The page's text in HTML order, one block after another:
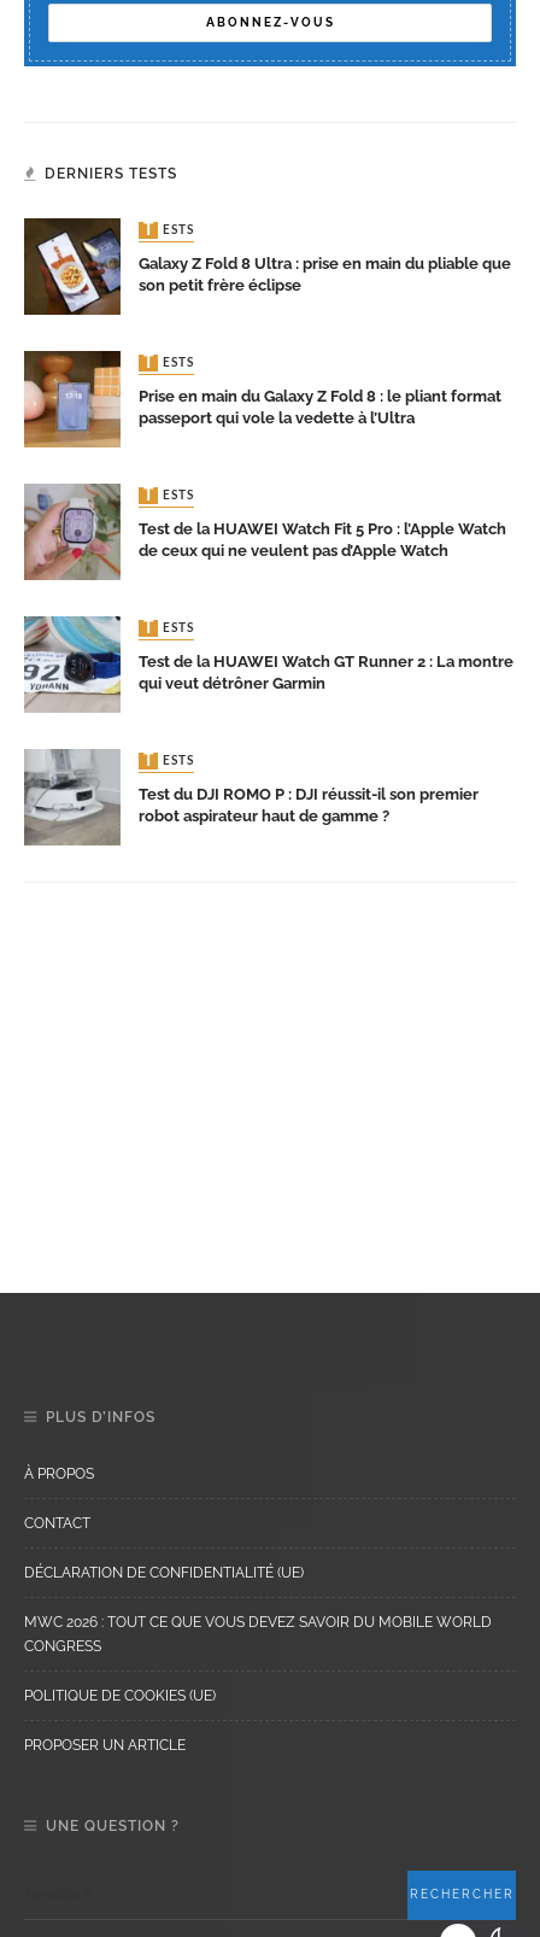
DERNIERS TESTS
TESTS
Galaxy Z Fold 8 Ultra : prise en main du pliable que
son petit frère éclipse
TESTS
Prise en main du Galaxy Z Fold 8 : le pliant format
passeport qui vole la vedette à l’Ultra
TESTS
Test de la HUAWEI Watch Fit 5 Pro : l’Apple Watch
de ceux qui ne veulent pas d’Apple Watch
TESTS
Test de la HUAWEI Watch GT Runner 2 : La montre
qui veut détrôner Garmin
TESTS
Test du DJI ROMO P : DJI réussit-il son premier
robot aspirateur haut de gamme ?
PLUS D’INFOS
À PROPOS
CONTACT
DÉCLARATION DE CONFIDENTIALITÉ (UE)
MWC 2026 : TOUT CE QUE VOUS DEVEZ SAVOIR DU MOBILE WORLD
CONGRESS
POLITIQUE DE COOKIES (UE)
PROPOSER UN ARTICLE
UNE QUESTION ?